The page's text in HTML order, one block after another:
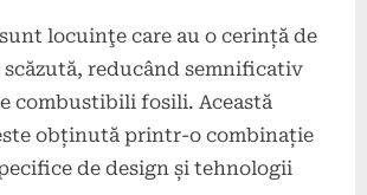
locuinţe care au o cerință de
reducând semnificativ
combustibili fosili. Această
obținută printr-o combinație
de design și tehnologii